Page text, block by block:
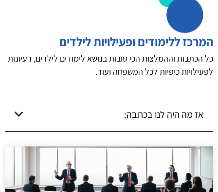
המרכז ללימודים ופעילויות לילדים
כל הכתבות וההמלצות הכי טובות בנושא לימודים לילדים, רעיונות
לפעילויות כיפיות לכל המשפחה ועוד.
אז מה היה לנו בכתבה: